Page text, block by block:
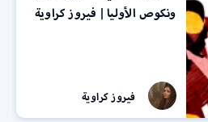
ونكوص الأوليا | فيروز كراوية
فيروز كراوية